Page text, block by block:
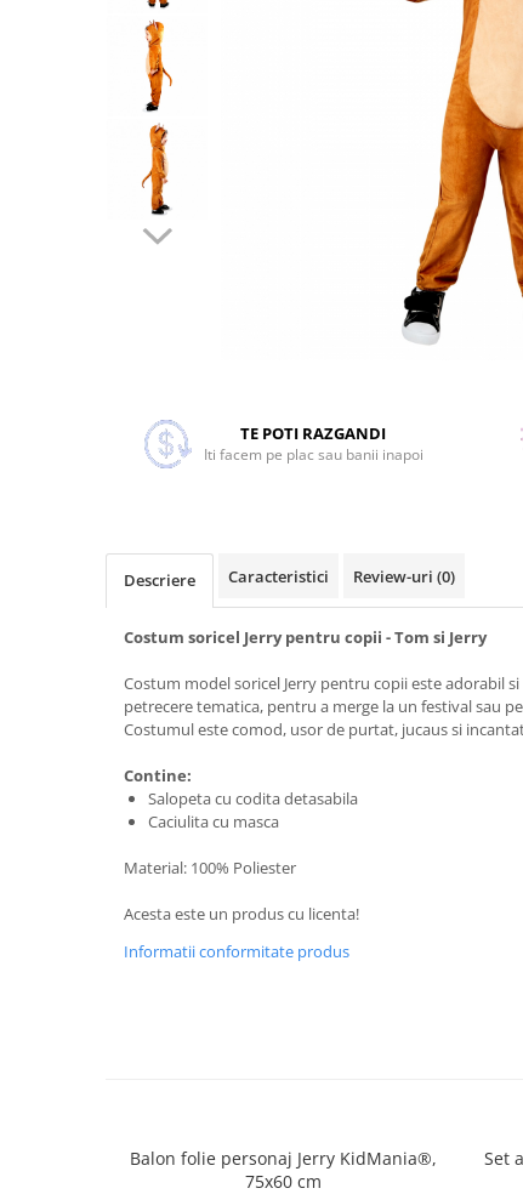
Costume Vrajitoare Copii
Costume pentru Halloween
Costume Populare
Pinata petreceri
Facebook
TE POTI RAZGANDI
Iti facem pe plac sau banii inapoi
Descriere Caracteristici Review-uri (0)
Costum soricel Jerry pentru copii - Tom si Jerry
Costum model soricel Jerry pentru copii este adorabil
petrecere tematica, pentru a merge la un festival sau
Costumul este comod, usor de purtat, jucaus si
Contine:
Salopeta cu codita detasabila
Caciulita cu masca
Material: 100% Poliester
Acesta este un produs cu licenta!
Informatii conformitate produs
Balon folie personaj Jerry KidMania®,
75x60 cm
Set